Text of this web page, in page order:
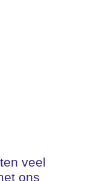
veel
ons